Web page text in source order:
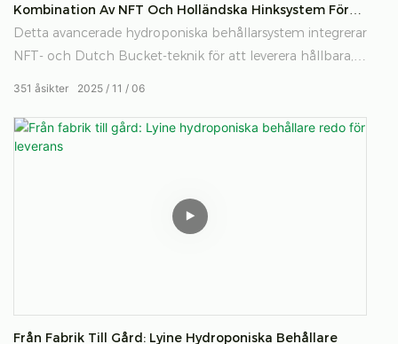
Kombination Av NFT Och Holländska Hinksystem För
Maximal Avkastning
Detta avancerade hydroponiska behållarsystem integrerar
NFT- och Dutch Bucket-teknik för att leverera hållbara,
fullständig miljöautomation – inklusive reglering av
temperatur, fuktighet, CO₂ och pH/EC – gör det det
med komponenter i 304 rostfritt stål och säkerställer
2025 11 06
351 åsikter
Från Fabrik Till Gård: Lyine Hydroponiska Behållare